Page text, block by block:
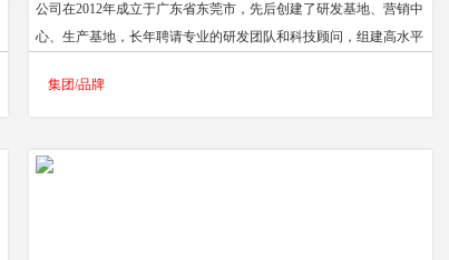
公司在2012年成立于广东省东莞市，先后创建了研发基地、营销中
心、生产基地，长年聘请专业的研发团队和科技顾问，组建高水平
代化高科技企业。共拥有近万平方的智能生产厂房，采用获得国家
质量的产品和高品质的服务，并始终把传递健康作为企业的核心理
集团/品牌